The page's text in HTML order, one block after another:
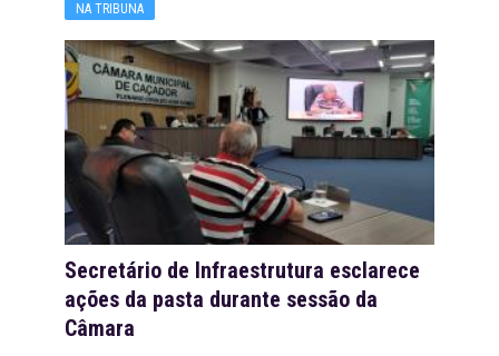
NA TRIBUNA
Secretário de Infraestrutura esclarece
ações da pasta durante sessão da
Câmara